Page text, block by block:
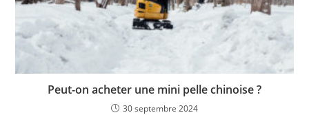
Peut-on acheter une mini pelle chinoise ?
30 septembre 2024